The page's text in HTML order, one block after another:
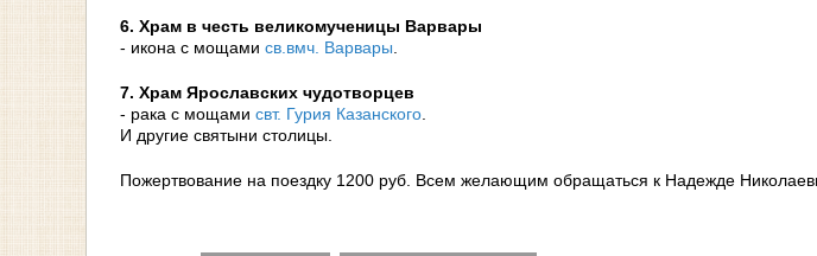
6. Храм в честь великомученицы Варвары
- икона с мощами св.вмч. Варвары.
7. Храм Ярославских чудотворцев
- рака с мощами свт. Гурия Казанского.
И другие святыни столицы.
Пожертвование на поездку 1200 руб. Всем желающим обращаться к Надежде